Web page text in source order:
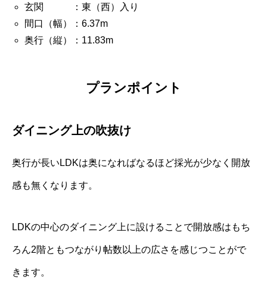
玄関 ：東（西）入り
間口（幅）：6.37m
奥行（縦）：11.83m
プランポイント
ダイニング上の吹抜け
奥行が長いLDKは奥になればなるほど採光が少なく開放
感も無くなります。
LDKの中心のダイニング上に設けることで開放感はもち
ろん2階ともつながり帖数以上の広さを感じつことがで
きます。